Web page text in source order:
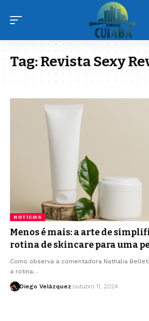
Tag:Revista Sexy
NOTÍCIAS
Menos é mais: a arte de
rotina de skincare para uma
Como observa a comentadora Nathalia
a rotina…
Diego Velázquez outubro 11, 2024